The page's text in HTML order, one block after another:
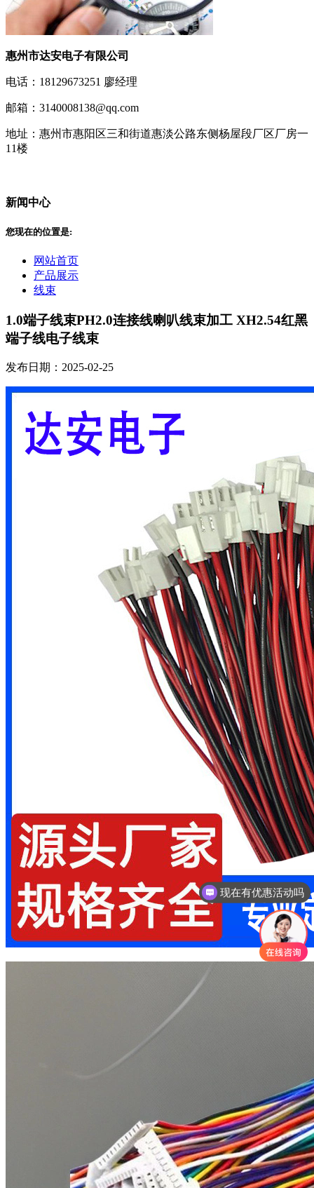
惠州市达安电子有限公司
电话：18129673251 廖经理
邮箱：3140008138@qq.com
地址：惠州市惠阳区三和街道惠淡公路东侧杨屋段厂区厂房一
11楼
新闻中心
您现在的位置是:
网站首页
产品展示
线束
1.0端子线束PH2.0连接线喇叭线束加工 XH2.54红黑
端子线电子线束
发布日期：2025-02-25
现在有优惠活动吗